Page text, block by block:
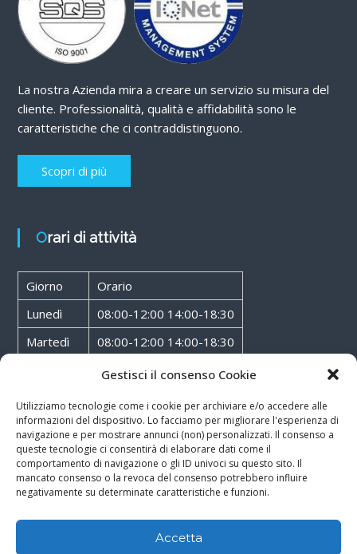
Gestisci il consenso Cookie
Utilizziamo tecnologie come i cookie per archiviare e/o accedere alle
informazioni del dispositivo. Lo facciamo per migliorare l'esperienza di
navigazione e per mostrare annunci (non) personalizzati. Il consenso a
queste tecnologie ci consentirà di elaborare dati come il
comportamento di navigazione o gli ID univoci su questo sito. Il
mancato consenso o la revoca del consenso potrebbero influire
negativamente su determinate caratteristiche e funzioni.
Accetta
La nostra Azienda mira a creare un servizio su misura del
cliente. Professionalità, qualità e affidabilità sono le
caratteristiche che ci contraddistinguono.
Scopri di più
Orari di attività
Giorno
Orario
Lunedì
08:00-12:00 14:00-18:30
Martedì
08:00-12:00 14:00-18:30
08:00-12:00 14:00-18:30
Giovedì
08:00-12:00 14:00-18:30
Venerdì
08:00-12:00 14:00-18:30
Sabato
08:00-12:00